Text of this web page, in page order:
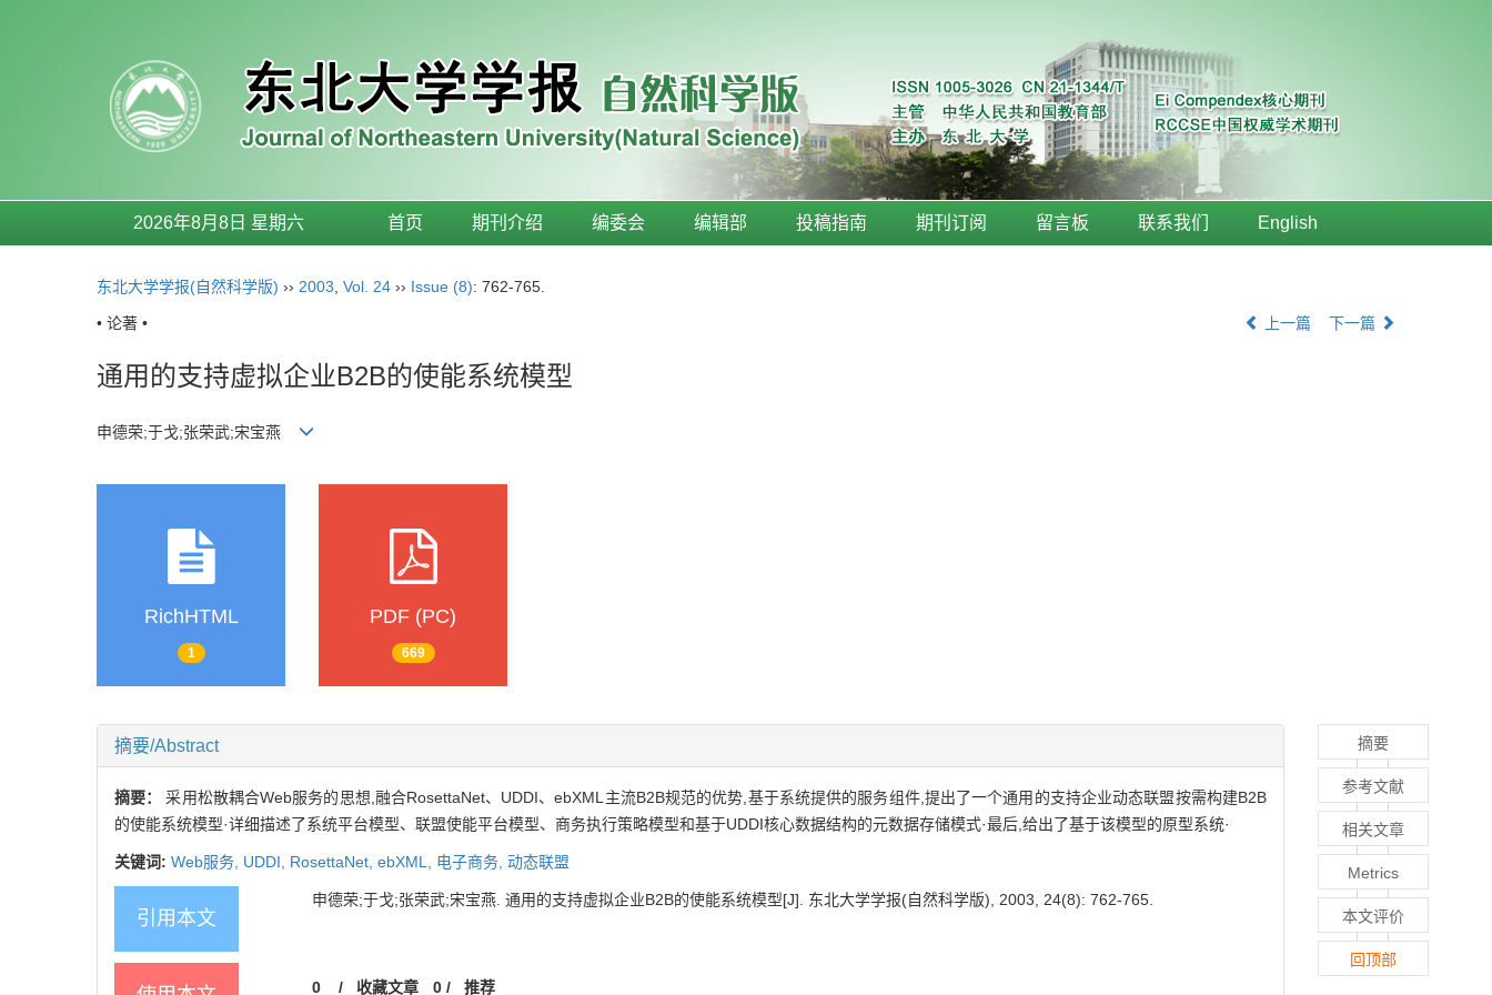
2026年8月8日 星期六 首页 期刊介绍 编委会 编辑部 投稿指南 期刊订阅 留言板 联系我们 English
东北大学学报(自然科学版) ›› 2003 Vol. 24 ›› Issue (8): 762-765.
• 论著 • 上一篇 下一篇
通用的支持虚拟企业B2B的使能系统模型
申德荣;于戈;张荣武;宋宝燕
RichHTML
1
PDF (PC)
669
摘要/Abstract
摘要：采用松散耦合Web服务的思想,融合RosettaNet、UDDI、ebXML主流B2B规范的优势,基于系统提供的服务组件,提出了一个通用的支持企业动态联盟按需构建B2B
的使能系统模型·详细描述了系统平台模型、联盟使能平台模型、商务执行策略模型和基于UDDI核心数据结构的元数据存储模式·最后,给出了基于该模型的原型系统·
关键词: Web服务, UDDI, RosettaNet, ebXML, 电子商务, 动态联盟
引用本文
申德荣;于戈;张荣武;宋宝燕. 通用的支持虚拟企业B2B的使能系统模型[J]. 东北大学学报(自然科学版), 2003, 24(8): 762-765.
0 / 收藏文章 0/ 推荐
摘要
参考文献
相关文章
Metrics
本文评价
回顶部